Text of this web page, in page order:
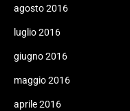
agosto 2016
luglio 2016
giugno 2016
maggio 2016
aprile 2016